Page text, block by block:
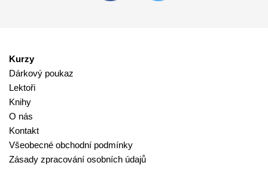
Kurzy
Dárkový poukaz
Lektoři
Knihy
O nás
Kontakt
Všeobecné obchodní podmínky
Zásady zpracování osobních údajů